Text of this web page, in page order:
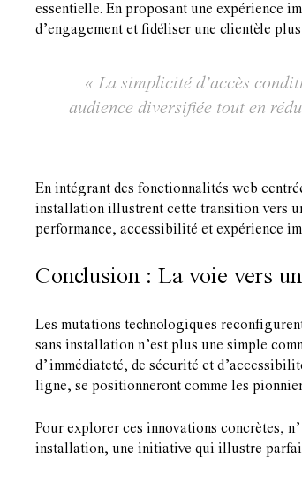
essentielle. En proposant une expérience
d’engagement et fidéliser une clientèle
« La simplicité d’accès
audience diversifiée tout en
En intégrant des fonctionnalités web
installation illustrent cette transition vers
performance, accessibilité et expérience
Conclusion : La voie vers
Les mutations technologiques
sans installation n’est plus une simple
d’immédiateté, de sécurité et
ligne, se positionneront comme les
Pour explorer ces innovations concrètes,
installation, une initiative qui illustre